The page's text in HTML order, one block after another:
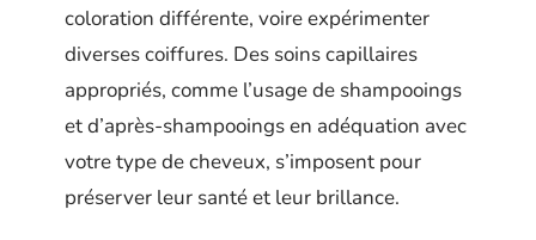
coloration différente, voire expérimenter
diverses coiffures. Des soins capillaires
appropriés, comme l’usage de shampooings
et d’après-shampooings en adéquation avec
votre type de cheveux, s’imposent pour
préserver leur santé et leur brillance.